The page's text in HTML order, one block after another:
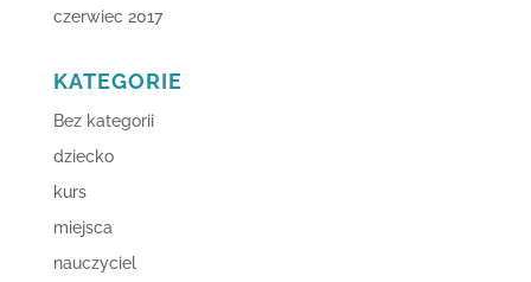
czerwiec 2017
KATEGORIE
Bez kategorii
dziecko
kurs
miejsca
nauczyciel